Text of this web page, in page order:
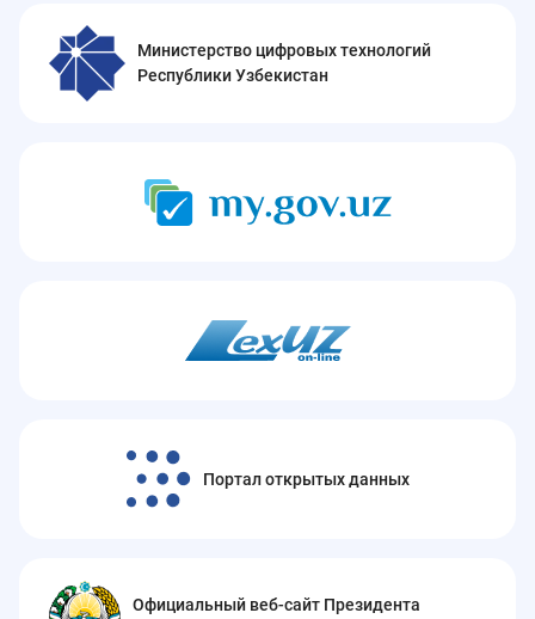
Министерство цифровых технологий
Республики Узбекистан
Портал открытых данных
Официальный веб-сайт Президента